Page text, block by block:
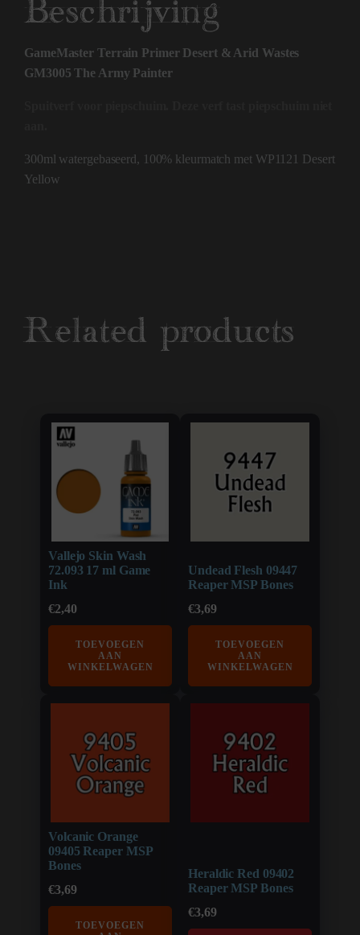
Beschrijving
GameMaster Terrain Primer Desert & Arid Wastes
GM3005 The Army Painter
300ml watergebaseerd, 100% kleurmatch met WP1121 Desert
Yellow
Related products
Vallejo Skin Wash
72.093 17 ml Game
Ink
€2,40
TOEVOEGEN
AAN
WINKELWAGEN
Undead Flesh 09447
Reaper MSP Bones
€3,69
TOEVOEGEN
AAN
WINKELWAGEN
Volcanic Orange
09405 Reaper MSP
Bones
€3,69
TOEVOEGEN
Heraldic Red 09402
Reaper MSP Bones
€3,69